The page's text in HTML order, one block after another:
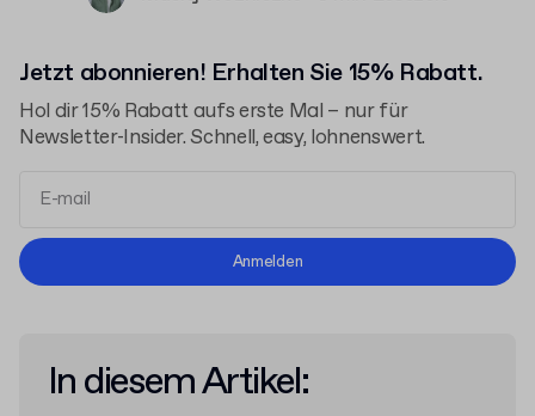
Jetzt abonnieren! Erhalten Sie 15% Rabatt.
Hol dir 15% Rabatt aufs erste Mal – nur für
Newsletter-Insider. Schnell, easy, lohnenswert.
Allgemeinen Geschäftsbedingungen
Anmelden
In diesem Artikel: